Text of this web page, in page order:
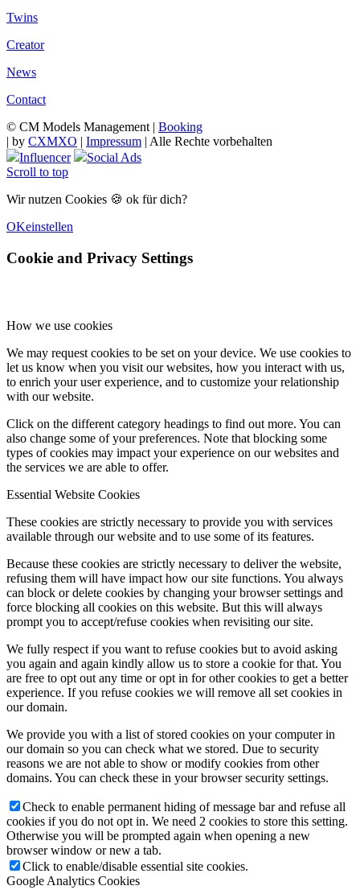
Twins
Creator
News
Contact
© CM Models Management | Booking
| by CXMXO | Impressum | Alle Rechte vorbehalten
Influencer
Social Ads
Scroll to top
Wir nutzen Cookies 🍪 ok für dich?
OKeinstellen
Cookie and Privacy Settings
How we use cookies
We may request cookies to be set on your device. We use cookies to
let us know when you visit our websites, how you interact with us,
to enrich your user experience, and to customize your relationship
with our website.
Click on the different category headings to find out more. You can
also change some of your preferences. Note that blocking some
types of cookies may impact your experience on our websites and
the services we are able to offer.
Essential Website Cookies
These cookies are strictly necessary to provide you with services
available through our website and to use some of its features.
Because these cookies are strictly necessary to deliver the website,
refusing them will have impact how our site functions. You always
can block or delete cookies by changing your browser settings and
force blocking all cookies on this website. But this will always
prompt you to accept/refuse cookies when revisiting our site.
We fully respect if you want to refuse cookies but to avoid asking
you again and again kindly allow us to store a cookie for that. You
are free to opt out any time or opt in for other cookies to get a better
experience. If you refuse cookies we will remove all set cookies in
our domain.
We provide you with a list of stored cookies on your computer in
our domain so you can check what we stored. Due to security
reasons we are not able to show or modify cookies from other
domains. You can check these in your browser security settings.
Check to enable permanent hiding of message bar and refuse all
cookies if you do not opt in. We need 2 cookies to store this setting.
Otherwise you will be prompted again when opening a new
browser window or new a tab.
Click to enable/disable essential site cookies.
Google Analytics Cookies